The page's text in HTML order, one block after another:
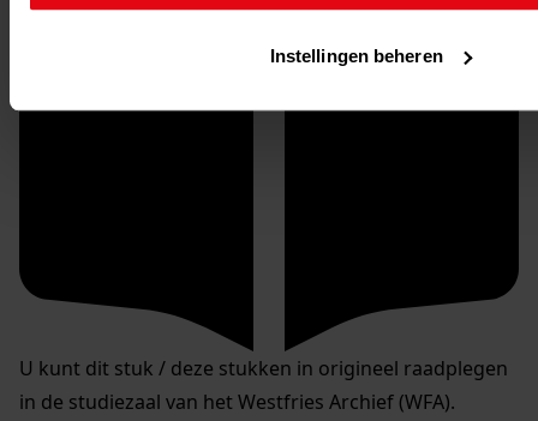
Instellingen beheren
U kunt dit stuk / deze stukken in origineel raadplegen
in de studiezaal van het Westfries Archief (WFA).